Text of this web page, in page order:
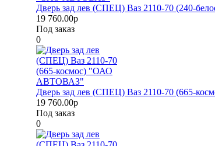
Дверь зад лев (СПЕЦ) Ваз 2110-70 (240-
19 760.00р
Под заказ
0
Дверь зад лев (СПЕЦ) Ваз 2110-70 (665-
19 760.00р
Под заказ
0